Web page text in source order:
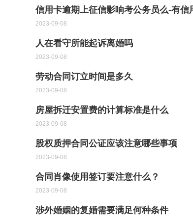
信用卡逾期上征信影响考公务员么-有
2023-09-08
人在看守所能起诉离婚吗
2023-09-08
劳动合同订立时间是多久
2023-09-08
房屋拆迁安置费的计算标准是什么
2023-09-08
股权质押合同公证应该注意哪些事项
2023-09-08
合同肖像使用签订要注意什么？
2023-09-08
涉外婚姻的复婚需要满足何种条件